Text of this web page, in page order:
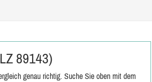
89143)
genau richtig. Suche Sie oben mit dem